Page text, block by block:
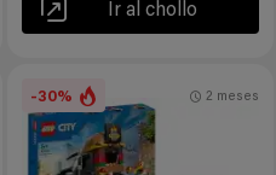
Ir al chollo
-30% 2 meses